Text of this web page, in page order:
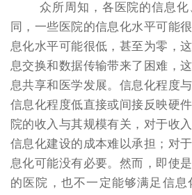
众所周知，各医院的信息化
同，一些医院的信息化水平可能
息化水平可能很低，甚至为零，
息交换和数据传输带来了困难，
息共享和医学发展。信息化程度
信息化程度低直接或间接反映硬
院的收入与其规模有关，对于收
信息化建设的成本难以承担；对
息化可能没有必要。然而，即使
的医院，也不一定能够满足信息